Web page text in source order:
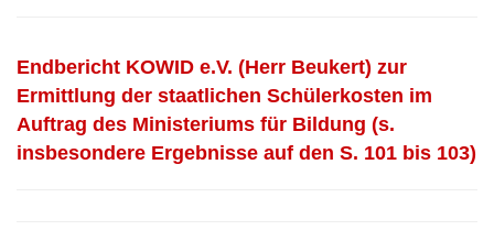
Endbericht KOWID e.V. (Herr Beukert) zur
Ermittlung der staatlichen Schülerkosten im
Auftrag des Ministeriums für Bildung (s.
insbesondere Ergebnisse auf den S. 101 bis 103)